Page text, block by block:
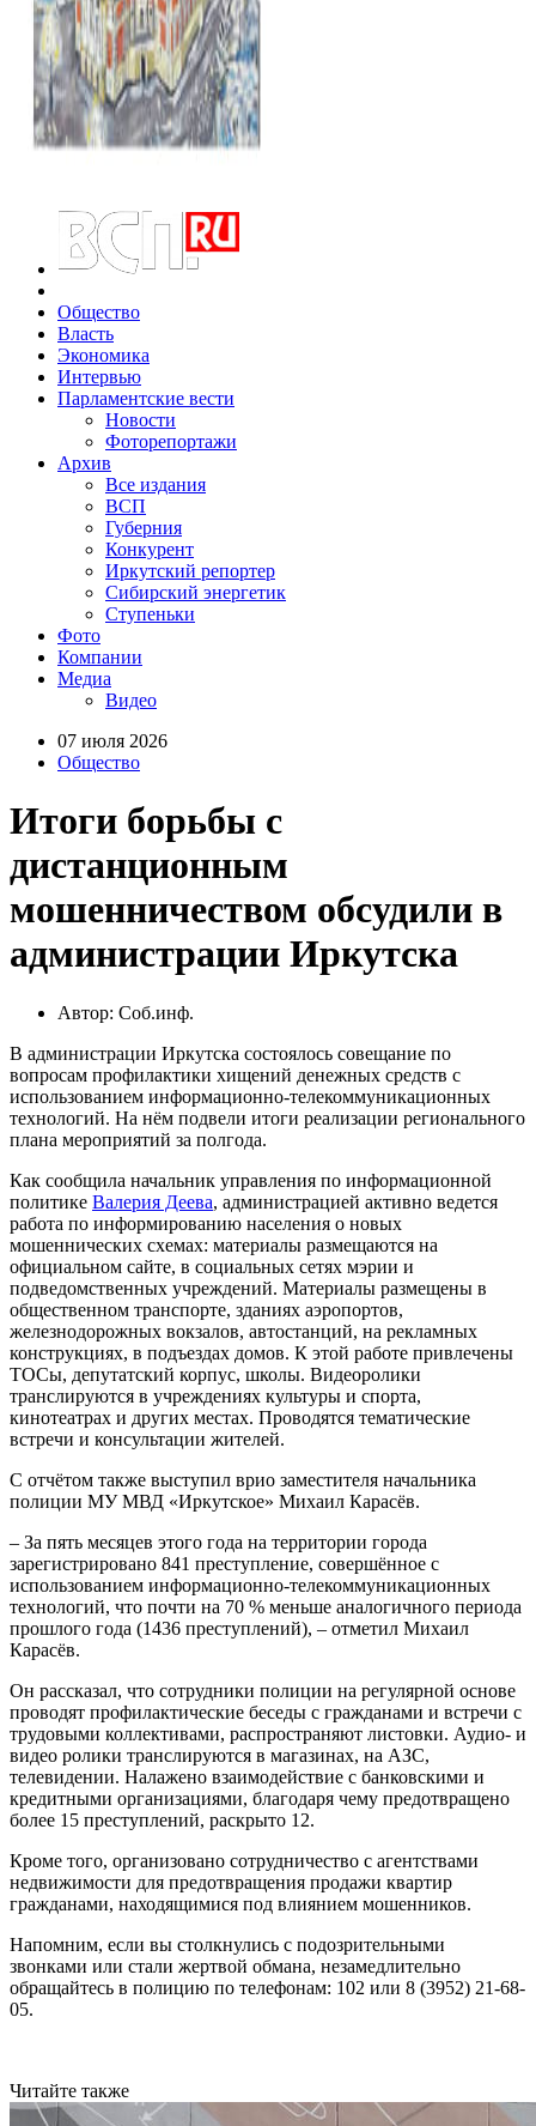
Общество
Власть
Экономика
Интервью
Парламентские вести
Новости
Фоторепортажи
Архив
Все издания
ВСП
Губерния
Конкурент
Иркутский репортер
Сибирский энергетик
Ступеньки
Фото
Компании
Медиа
Видео
07 июля 2026
Общество
Итоги борьбы с
дистанционным
мошенничеством обсудили в
администрации Иркутска
Автор: Соб.инф.
В администрации Иркутска состоялось совещание по
вопросам профилактики хищений денежных средств с
использованием информационно-телекоммуникационных
технологий. На нём подвели итоги реализации регионального
плана мероприятий за полгода.
Как сообщила начальник управления по информационной
политике Валерия Деева, администрацией активно ведется
работа по информированию населения о новых
мошеннических схемах: материалы размещаются на
официальном сайте, в социальных сетях мэрии и
подведомственных учреждений. Материалы размещены в
общественном транспорте, зданиях аэропортов,
железнодорожных вокзалов, автостанций, на рекламных
конструкциях, в подъездах домов. К этой работе привлечены
ТОСы, депутатский корпус, школы. Видеоролики
транслируются в учреждениях культуры и спорта,
кинотеатрах и других местах. Проводятся тематические
встречи и консультации жителей.
С отчётом также выступил врио заместителя начальника
полиции МУ МВД «Иркутское» Михаил Карасёв.
– За пять месяцев этого года на территории города
зарегистрировано 841 преступление, совершённое с
использованием информационно-телекоммуникационных
технологий, что почти на 70 % меньше аналогичного периода
прошлого года (1436 преступлений), – отметил Михаил
Карасёв.
Он рассказал, что сотрудники полиции на регулярной основе
проводят профилактические беседы с гражданами и встречи с
трудовыми коллективами, распространяют листовки. Аудио- и
видео ролики транслируются в магазинах, на АЗС,
телевидении. Налажено взаимодействие с банковскими и
кредитными организациями, благодаря чему предотвращено
более 15 преступлений, раскрыто 12.
Кроме того, организовано сотрудничество с агентствами
недвижимости для предотвращения продажи квартир
гражданами, находящимися под влиянием мошенников.
Напомним, если вы столкнулись с подозрительными
звонками или стали жертвой обмана, незамедлительно
обращайтесь в полицию по телефонам: 102 или 8 (3952) 21-68-
05.
Читайте также